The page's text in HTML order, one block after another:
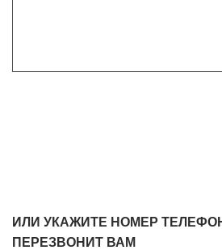
ИЛИ УКАЖИТЕ НОМЕР
ПЕРЕЗВОНИТ ВАМ